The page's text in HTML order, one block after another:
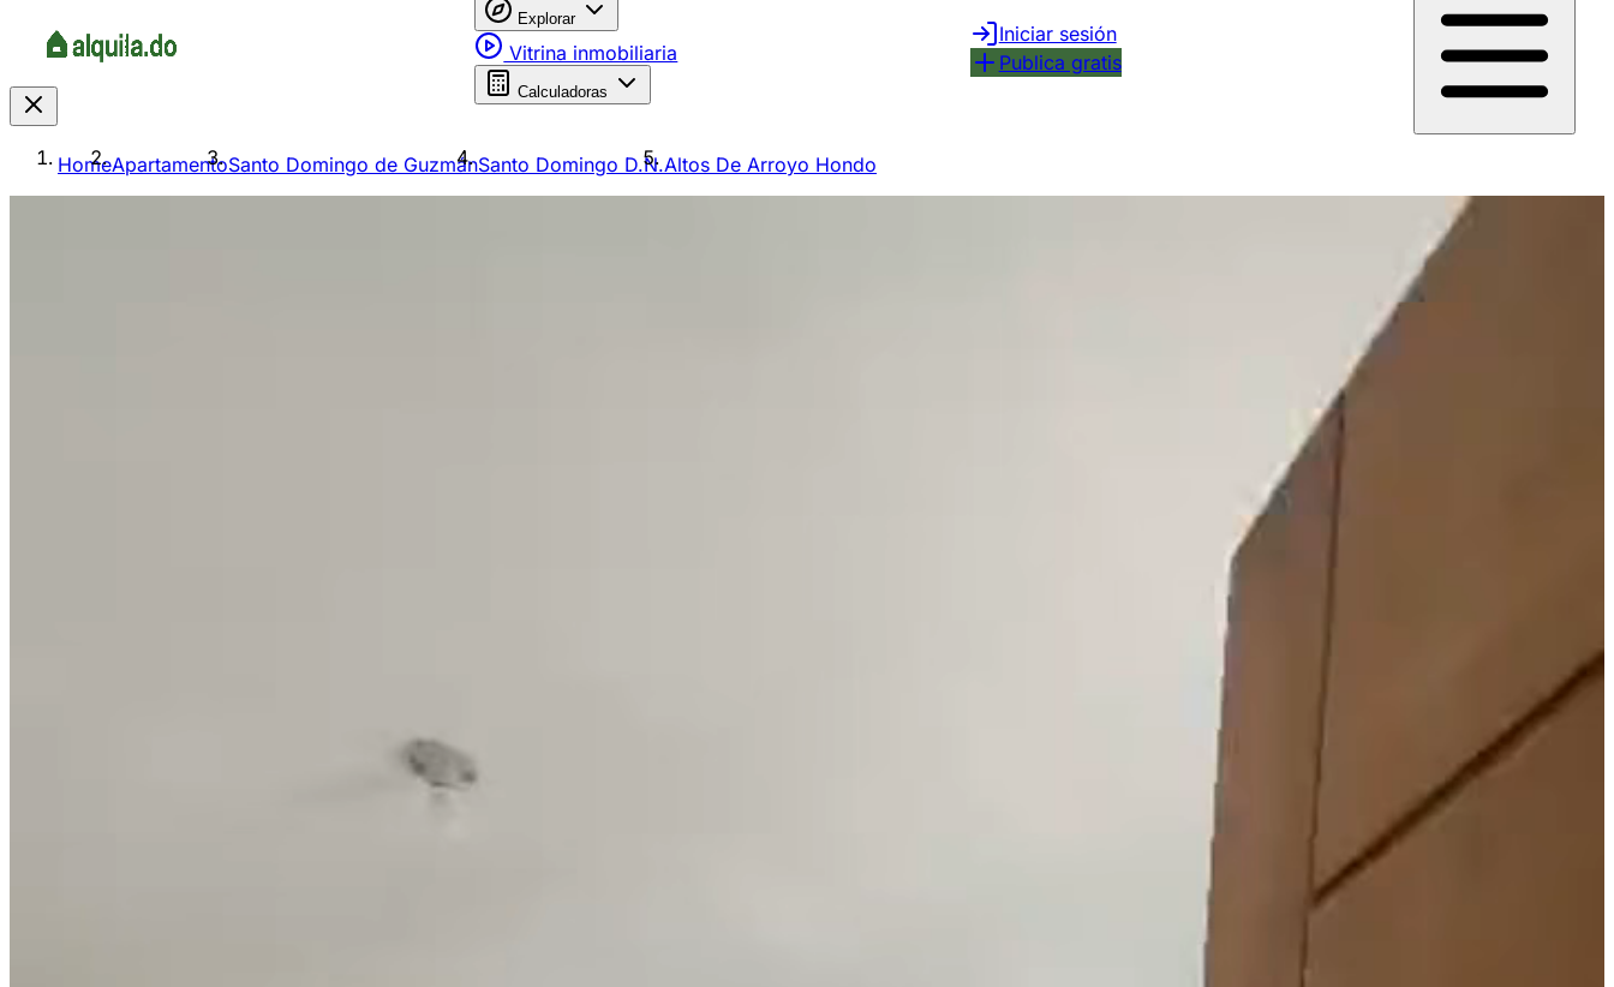
Explorar
Vitrina inmobiliaria
Calculadoras
Iniciar sesión
Publica gratis
HomeApartamentoSanto Domingo de GuzmánSanto Domingo D.N.Altos De Arroyo Hondo